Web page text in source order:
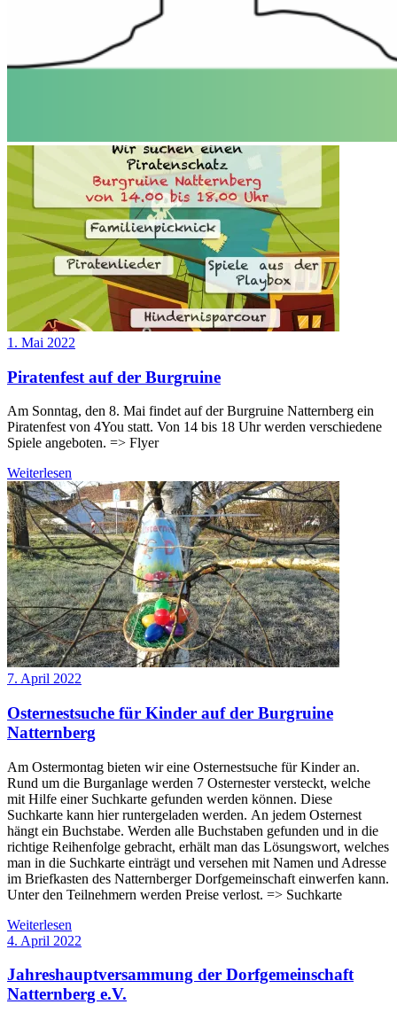
1. Mai 2022
Piratenfest auf der Burgruine
Am Sonntag, den 8. Mai findet auf der Burgruine Natternberg ein
Piratenfest von 4You statt. Von 14 bis 18 Uhr werden verschiedene
Spiele angeboten. => Flyer
Weiterlesen
7. April 2022
Osternestsuche für Kinder auf der Burgruine
Natternberg
Am Ostermontag bieten wir eine Osternestsuche für Kinder an.
Rund um die Burganlage werden 7 Osternester versteckt, welche
mit Hilfe einer Suchkarte gefunden werden können. Diese
Suchkarte kann hier runtergeladen werden. An jedem Osternest
hängt ein Buchstabe. Werden alle Buchstaben gefunden und in die
richtige Reihenfolge gebracht, erhält man das Lösungswort, welches
man in die Suchkarte einträgt und versehen mit Namen und Adresse
im Briefkasten des Natternberger Dorfgemeinschaft einwerfen kann.
Unter den Teilnehmern werden Preise verlost. => Suchkarte
Weiterlesen
4. April 2022
Jahreshauptversammung der Dorfgemeinschaft
Natternberg e.V.